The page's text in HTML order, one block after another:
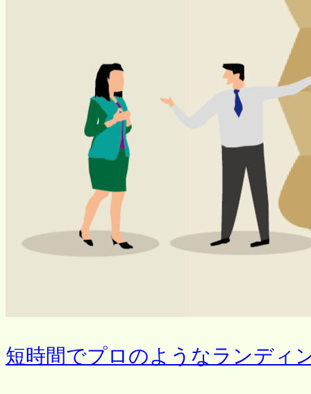
短時間でプロのようなランディ